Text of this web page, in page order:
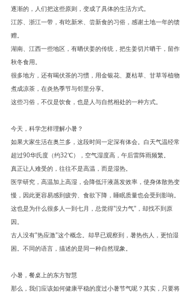
逐渐的，人们把这些原则，变成了具体的生活方式。
江苏、浙江一带，有吃新米、尝新食的习俗，感谢土地一年的馈
赠。
湖南、江西一些地区，有晒伏姜的传统，把生姜切片晒干，留作
秋冬食用。
很多地方，还有喝伏茶的习惯，用金银花、夏枯草、甘草等植物
煮成凉茶，在炎热季节与邻里分享。
这些习俗，不仅是饮食，也是人与自然相处的一种方式。
今天，科学怎样理解小暑？
如果大家生活在奥兰多，这段时间一定深有体会。白天气温经常
超过90华氏度（约32℃），空气湿度高，午后雷阵雨频繁。
真正让人难受的，往往不是高温，而是湿热。
医学研究，高温加上高湿，会降低汗液蒸发效率，使身体散热变
慢，因此更容易感到疲劳、食欲下降，睡眠质量也会受到影响。
这也是为什么很多人一到七月，总觉得"没力气"，却找不到原
因。
古人没有"热应激"这个概念。却早已观察到，暑热伤人，更怕湿
困。不同的语言，描述的是同一种自然现象。
小暑，餐桌上的东方智慧
那么，我们应该如何健康平稳的度过小暑节气呢？其实，只要将